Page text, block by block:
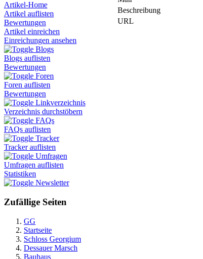
Artikel-Home
Artikel auflisten
Bewertungen
Artikel einreichen
Einreichungen ansehen
Blogs
Blogs auflisten
Bewertungen
Foren
Foren auflisten
Bewertungen
Linkverzeichnis
Verzeichnis durchstöbern
FAQs
FAQs auflisten
Tracker
Tracker auflisten
Umfragen
Umfragen auflisten
Statistiken
Newsletter
Zufällige Seiten
GG
Startseite
Schloss Georgium
Dessauer Marsch
Bauhaus
Beschreibung
URL